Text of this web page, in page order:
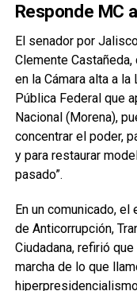
Responde MC
El senador por
Clemente
en la Cámara alta a
Pública Federal que
Nacional (Morena),
concentrar el poder,
y para restaurar
pasado”.
En un comunicado,
de Anticorrupción,
Ciudadana, refirió
marcha de lo que